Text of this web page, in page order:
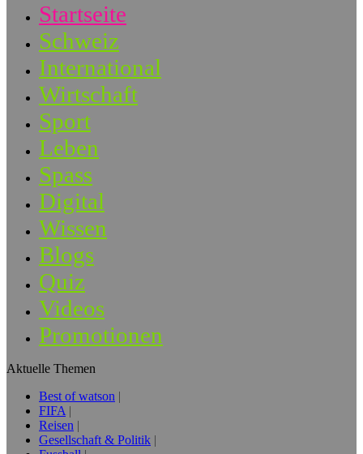
Startseite
Schweiz
International
Wirtschaft
Sport
Leben
Spass
Digital
Wissen
Blogs
Quiz
Videos
Promotionen
Aktuelle Themen
Best of watson
FIFA
Reisen
Gesellschaft & Politik